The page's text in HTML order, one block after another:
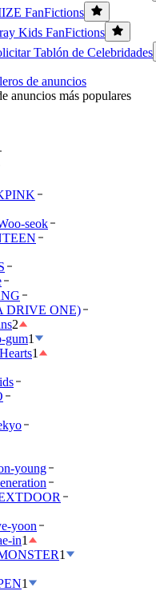
FanFictions
Kids FanFictions
Tablón de Celebridades
de anuncios
anuncios más populares
seok
DRIVE ONE)
2
gum1
1
young
yoon
in1
1
1